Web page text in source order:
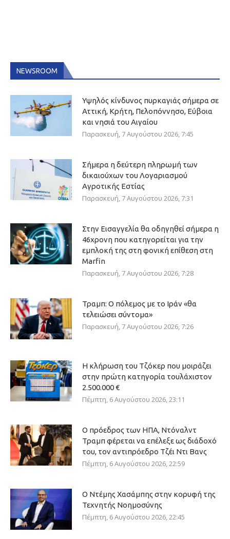
NEWSROOM
Υψηλός κίνδυνος πυρκαγιάς σήμερα σε
Αττική, Κρήτη, Πελοπόννησο, Εύβοια
και νησιά του Αιγαίου
Παρασκευή, 7 Αυγούστου 2026, 7:45
Σήμερα η δεύτερη πληρωμή των
δικαιούχων του Λογαριασμού
Αγροτικής Εστίας
Παρασκευή, 7 Αυγούστου 2026, 7:31
Στην Εισαγγελία θα οδηγηθεί σήμερα η
46χρονη που κατηγορείται για την
εμπλοκή της στη φονική επίθεση στη
Marfin
Παρασκευή, 7 Αυγούστου 2026, 7:28
Τραμπ: Ο πόλεμος με το Ιράν «θα
τελειώσει σύντομα»
Παρασκευή, 7 Αυγούστου 2026, 7:26
Η κλήρωση του Τζόκερ που μοιράζει
στην πρώτη κατηγορία τουλάχιστον
2.500.000 €
Πέμπτη, 6 Αυγούστου 2026, 23:11
Ο πρόεδρος των ΗΠΑ, Ντόναλντ
Τραμπ φέρεται να επέλεξε ως διάδοχό
του, τον αντιπρόεδρο Τζέι Ντι Βανς
Πέμπτη, 6 Αυγούστου 2026, 22:59
Ο Ντέμης Χασάμπης στην κορυφή της
Τεχνητής Νοημοσύνης
Πέμπτη, 6 Αυγούστου 2026, 22:45